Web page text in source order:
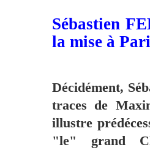
Sébastien
la mise à
Décidément,
traces de
illustre
"le" grand